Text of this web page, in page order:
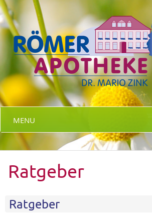
MENU
Ratgeber
Ratgeber